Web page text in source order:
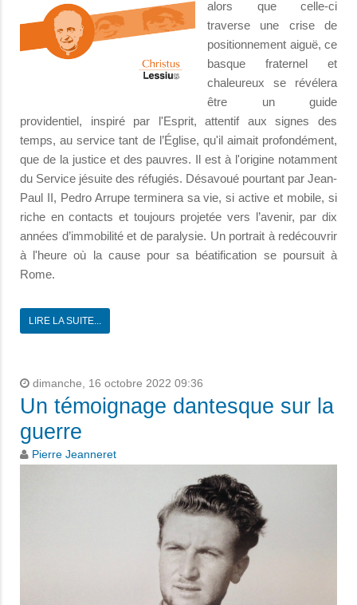
alors que celle-ci
traverse une crise de
positionnement aiguë, ce
basque fraternel et
chaleureux se révélera
être un guide
providentiel, inspiré par l'Esprit, attentif aux signes des
temps, au service tant de l’Église, qu'il aimait profondément,
que de la justice et des pauvres. Il est à l'origine notamment
du Service jésuite des réfugiés. Désavoué pourtant par Jean-
Paul II, Pedro Arrupe terminera sa vie, si active et mobile, si
riche en contacts et toujours projetée vers l’avenir, par dix
années d’immobilité et de paralysie. Un portrait à redécouvrir
à l'heure où la cause pour sa béatification se poursuit à
Rome.
LIRE LA SUITE...
dimanche, 16 octobre 2022 09:36
Un témoignage dantesque sur la
guerre
Pierre Jeanneret